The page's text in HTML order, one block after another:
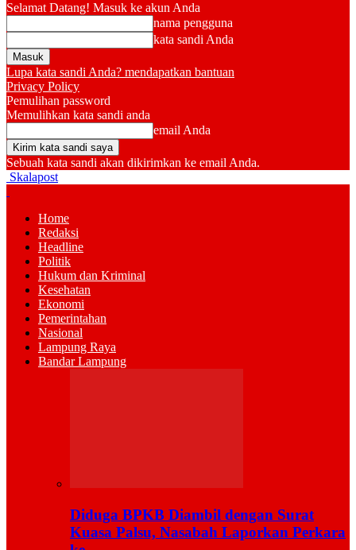
Selamat Datang! Masuk ke akun Anda
nama pengguna
kata sandi Anda
Lupa kata sandi Anda? mendapatkan bantuan
Privacy Policy
Pemulihan password
Memulihkan kata sandi anda
email Anda
Sebuah kata sandi akan dikirimkan ke email Anda.
Skalapost
Home
Redaksi
Headline
Politik
Hukum dan Kriminal
Kesehatan
Ekonomi
Pemerintahan
Nasional
Lampung Raya
Bandar Lampung
Diduga BPKB Diambil dengan Surat
Kuasa Palsu, Nasabah Laporkan Perkara